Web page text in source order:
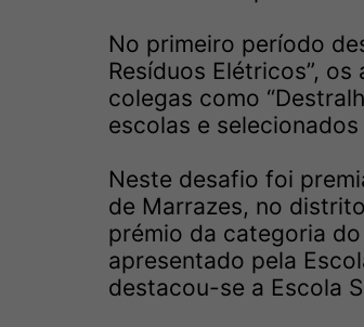
No primeiro período
Resíduos Elétricos”,
colegas como
escolas e
Neste desafio foi
de Marrazes, no
prémio da categoria
apresentado pela
destacou-se a Escola